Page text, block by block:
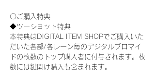
〇ご購入特典
◆ツーショット特典
本特典はDIGITAL ITEM SHOPでご購入いた
だいた各部/各レーン毎のデジタルブロマイ
ドの枚数のトップ購入者に付与されます。枚
数には鍵開け購入も含まれます。